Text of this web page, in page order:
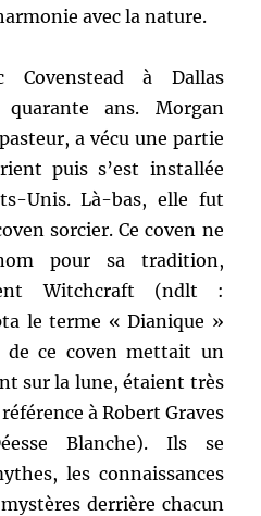
avec la nature.
Covenstead à Dallas
ans. Morgan
a vécu une partie
puis s’est installée
Unis. Là-bas, elle fut
sorcier. Ce coven ne
pour sa tradition,
Witchcraft (ndlt :
le terme « Dianique »
ce coven mettait un
sur la lune, étaient très
à Robert Graves
Blanche). Ils se
les connaissances
derrière chacun